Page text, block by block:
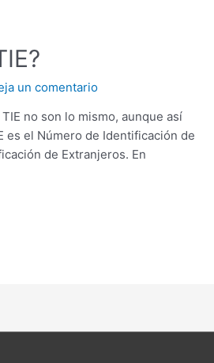
un comentario
no son lo mismo, aunque así
es el Número de Identificación de
de Extranjeros. En